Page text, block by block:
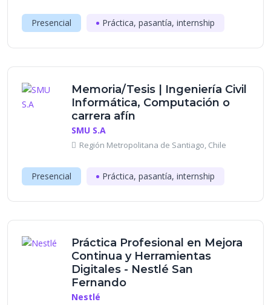
Presencial Práctica, pasantía, internship
Memoria/Tesis | Ingeniería Civil
Informática, Computación o
carrera afín
SMU S.A
Región Metropolitana de Santiago, Chile
Presencial Práctica, pasantía, internship
Práctica Profesional en Mejora
Continua y Herramientas
Digitales - Nestlé San
Fernando
Nestlé